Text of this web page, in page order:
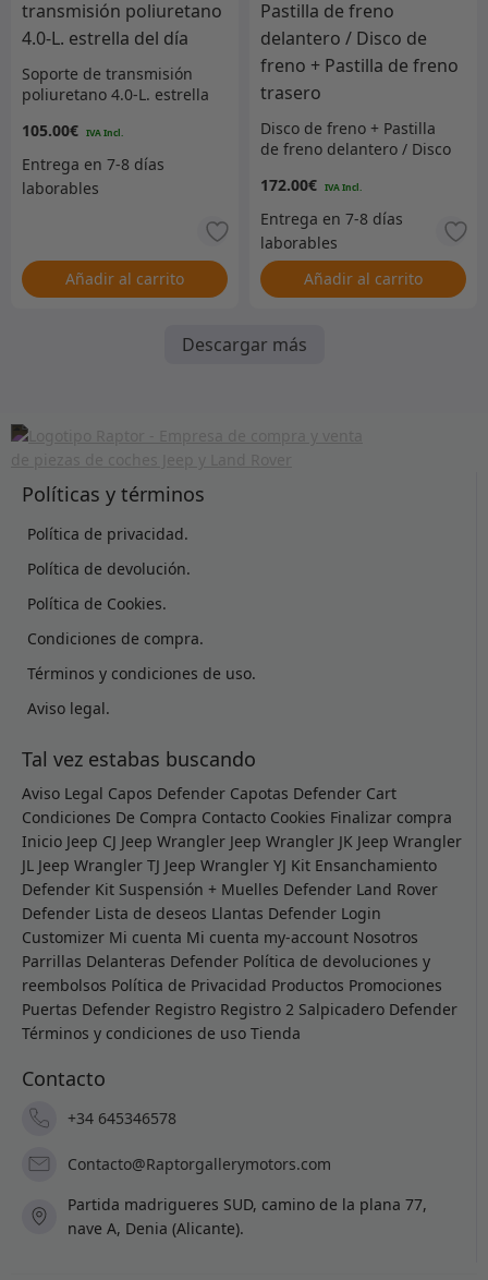
Soporte de transmisión
poliuretano 4.0-L. estrella
105.00€
Añadir al carrito
Disco de freno + Pastilla
de freno delantero / Disco
freno trasero
172.00€
Añadir al carrito
Descargar más
Políticas y términos
Política de privacidad.
Política de devolución.
Política de Cookies.
Condiciones de compra.
Términos y condiciones de uso.
Aviso legal.
Tal vez estabas buscando
Aviso Legal Capos Defender Capotas Defender Cart
Condiciones De Compra Contacto Cookies Finalizar compra
Inicio Jeep CJ Jeep Wrangler Jeep Wrangler JK Jeep Wrangler
JL Jeep Wrangler TJ Jeep Wrangler YJ Kit Ensanchamiento
Defender Kit Suspensión + Muelles Defender Land Rover
Defender Lista de deseos Llantas Defender Login
Customizer Mi cuenta Mi cuenta my-account Nosotros
Parrillas Delanteras Defender Política de devoluciones y
reembolsos Política de Privacidad Productos Promociones
Puertas Defender Registro Registro 2 Salpicadero Defender
Términos y condiciones de uso Tienda
Contacto
+34 645346578
Contacto@Raptorgallerymotors.com
Partida madrigueres SUD, camino de la plana 77,
nave A, Denia (Alicante).